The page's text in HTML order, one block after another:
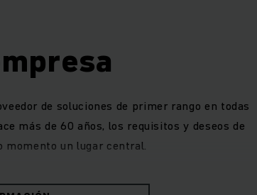
de soluciones de primer rango en todas
más de 60 años, los requisitos y deseos de
momento un lugar central.
con un pequeño taller situado en el barrio